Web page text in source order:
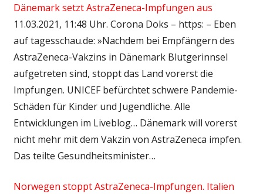
Politik
Wirtschaft
Wissenschaft
Dänemark setzt AstraZeneca-Impfungen aus
11.03.2021, 11:48 Uhr. Corona Doks – https: – Eben
auf tagesschau.de: »Nachdem bei Empfängern des
AstraZeneca-Vakzins in Dänemark Blutgerinnsel
aufgetreten sind, stoppt das Land vorerst die
Impfungen. UNICEF befürchtet schwere Pandemie-
Schäden für Kinder und Jugendliche. Alle
Entwicklungen im Liveblog… Dänemark will vorerst
nicht mehr mit dem Vakzin von AstraZeneca impfen.
Das teilte Gesundheitsminister…
Norwegen stoppt AstraZeneca-Impfungen. Italien